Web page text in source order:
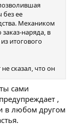
без ее
Механиком
наряда, в
итогового
сказал, что он
деньги за
сами
,
в любом другом